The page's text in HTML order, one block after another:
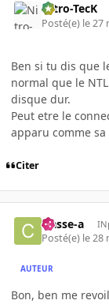
Nitro-TecK
Posté(e) le 27
Ben si tu dis que
normal que le
disque dur.
Peut etre le
apparu comme
Citer
classe-a
Posté(e) le 28
AUTEUR
Bon, ben me